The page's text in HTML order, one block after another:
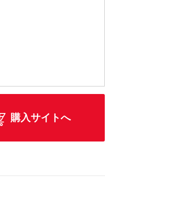
購入サイトへ